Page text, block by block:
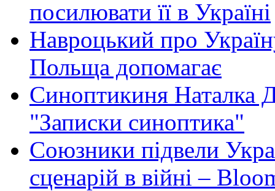
посилювати її в Україні
Навроцький про
Польща допомагає
Синоптикиня Наталка
"Записки синоптика"
Союзники підвели
сценарій в війні –